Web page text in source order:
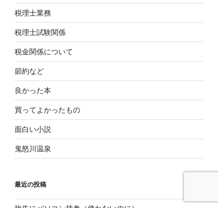
税理士業務
税理士試験関係
税金関係について
節約など
良かった本
買ってよかったもの
面白い小説
鬼怒川温泉
最近の投稿